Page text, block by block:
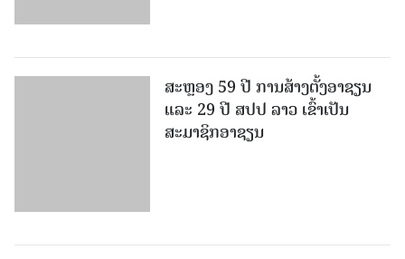
ສະຫຼອງ 59 ປີ ການສ້າງຕັ້ງອາຊຽນ
ແລະ 29 ປີ ສປປ ລາວ ເຂົ້າເປັນ
ສະມາຊິກອາຊຽນ